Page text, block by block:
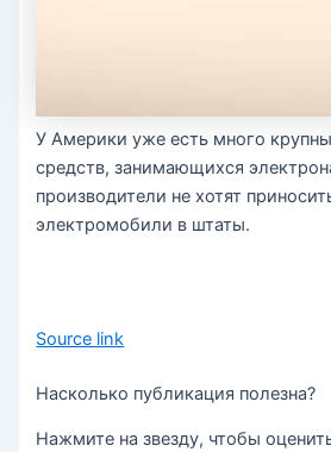
У Америки уже есть много
средств, занимающихся
производители не хотят
электромобили в штаты.
Source link
Насколько публикация полезна?
Нажмите на звезду, чтобы